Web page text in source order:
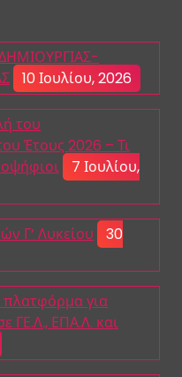
10 Ιουλίου, 2026
του
Έτους 2026 – Τι
7 Ιουλίου,
Γ’ Λυκείου
30
πλατφόρμα για
ΓΕ.Λ., ΕΠΑ.Λ. και